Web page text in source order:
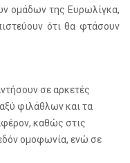
ομάδων της Ευρωλίγκα,
ότι θα φτάσουν
σε αρκετές
φιλάθλων και τα
καθώς στις
ομοφωνία, ενώ σε